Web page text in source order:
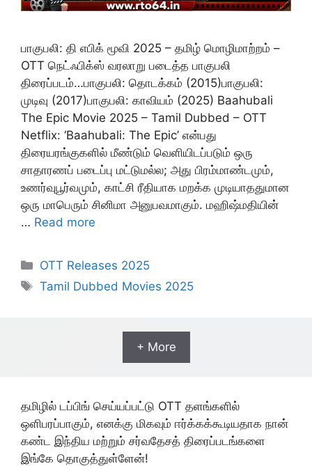
பாகுபலி: தி எபிக் மூவி 2025 – தமிழ் மொழிமாற்றம் –
OTT நெட்ஃபிக்ஸ் வரலாறு படைத்த பாகுபலி
திரைப்படம்…பாகுபலி: தொடக்கம் (2015)பாகுபலி:
முடிவு (2017)பாகுபலி: காவியம் (2025) Baahubali
The Epic Movie 2025 – Tamil Dubbed – OTT
Netflix: ‘Baahubali: The Epic’ என்பது
திரையரங்குகளில் மீண்டும் வெளியிடப்படும் ஒரு
சாதாரணப் படைப்பு மட்டுமல்ல; அது பிரம்மாண்டமும்,
உணர்வுபூர்வமும், காட்சி ரீதியாக மறக்க முடியாததுமான
ஒரு மாபெரும் சினிமா அனுபவமாகும். மஹிஷ்மதியின்
… Read more
Categories
OTT Releases 2025
Tags
Tamil Dubbed Movies 2025
+ More
தமிழில் டப்பிங் செய்யப்பட்டு OTT தளங்களில்
ஒளிபரப்பாகும், எனக்கு மிகவும் ஈர்க்கக்கூடியதாக நான்
கண்ட இந்திய மற்றும் சர்வதேசத் திரைப்படங்களை
இங்கே தொகுத்துள்ளேன்!